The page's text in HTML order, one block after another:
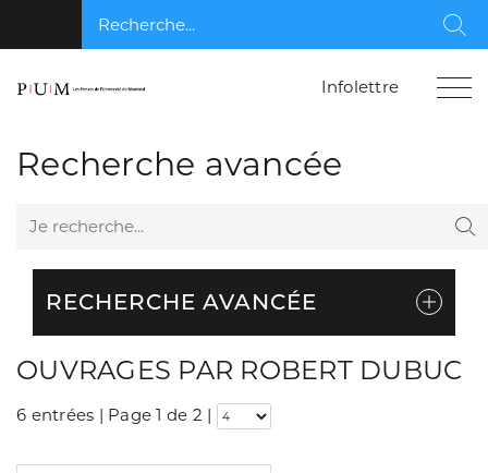
Recherche...
Infolettre
Recherche avancée
Je recherche...
RECHERCHE AVANCÉE
OUVRAGES PAR ROBERT DUBUC
6 entrées | Page 1 de 2 |